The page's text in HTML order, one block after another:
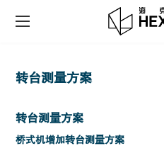
转台测量方案
转台测量方案
桥式机增加转台测量方案